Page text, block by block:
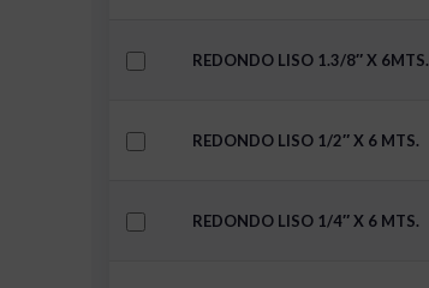
REDONDO LISO 1.3/8″ X 6MTS.
REDONDO LISO 1/2″ X 6 MTS.
REDONDO LISO 1/4″ X 6 MTS.